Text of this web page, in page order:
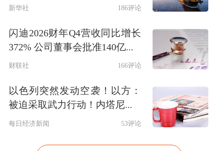
新华社 186评论
闪迪2026财年Q4营收同比增长
372% 公司董事会批准140亿...
财联社 166评论
以色列突然发动空袭！以方：
被迫采取武力行动！内塔尼...
每日经济新闻 53评论